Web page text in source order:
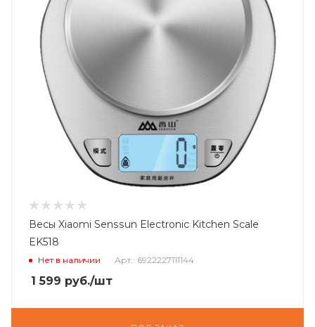
Весы Xiaomi Senssun Electronic Kitchen Scale
EK518
Нет в наличии Арт.: 6922227111144
1 599 руб./шт